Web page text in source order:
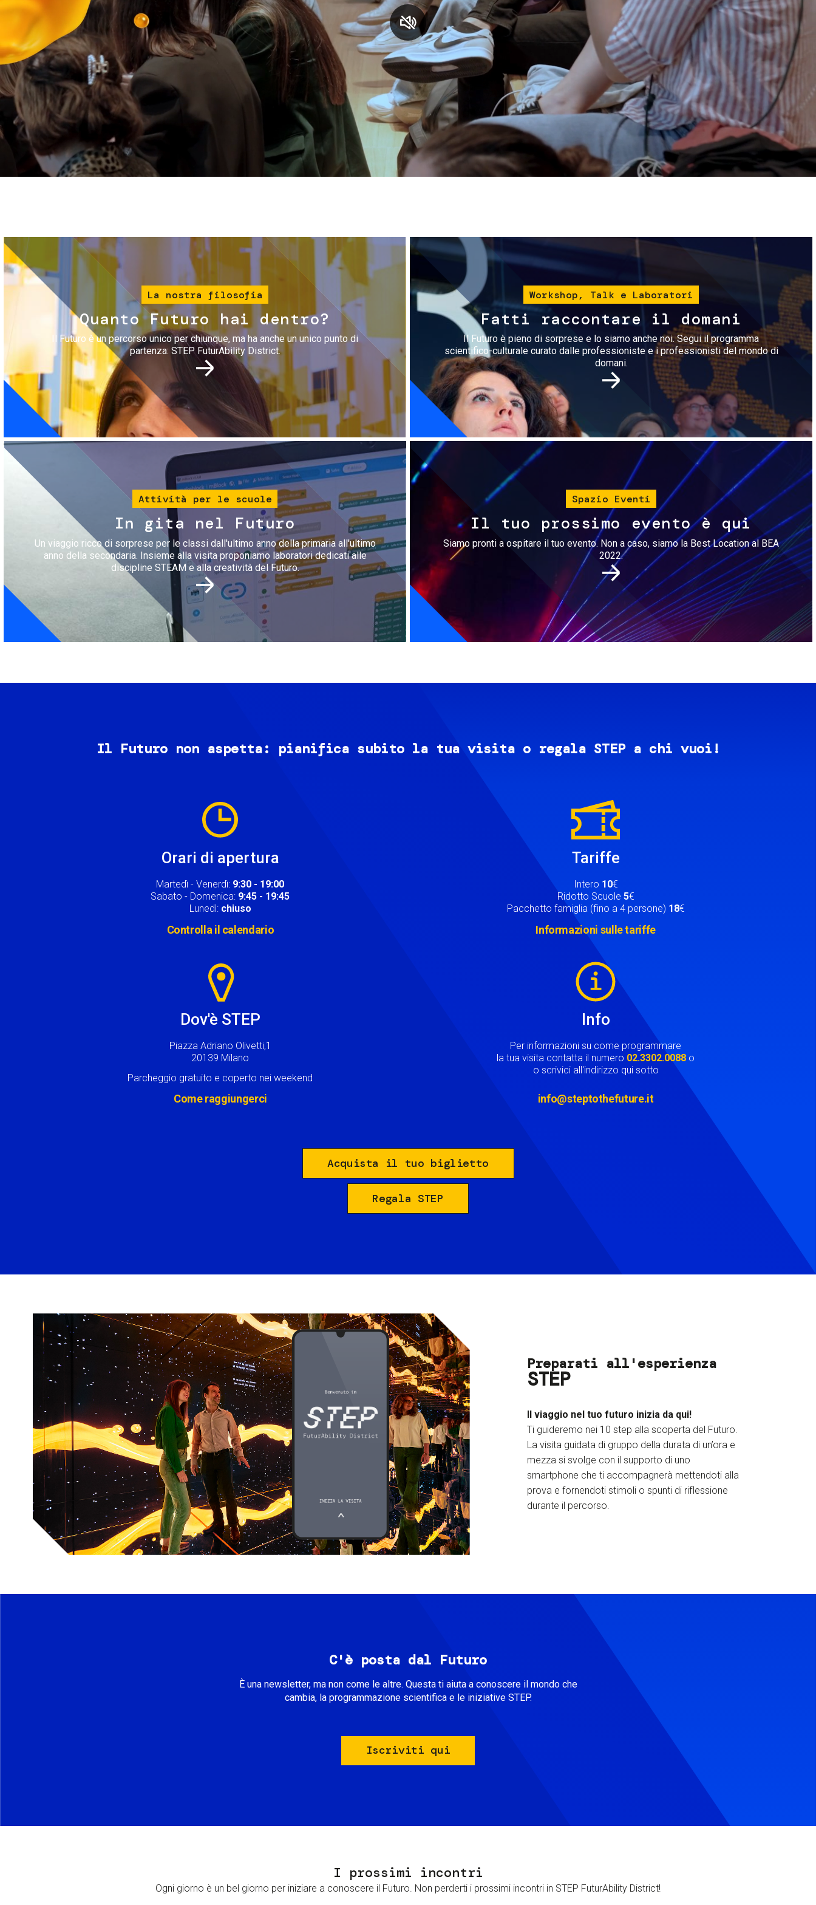
Servizi e accessibilità
Contatti
Biglietti
Immagine
La nostra filosofia
Quanto Futuro hai dentro?
Il Futuro è un percorso unico per chiunque, ma ha anche un unico punto di
partenza: STEP FuturAbility District.
Immagine
Workshop, Talk e Laboratori
Fatti raccontare il domani
Il Futuro è pieno di sorprese e lo siamo anche noi. Segui il programma
scientifico-culturale curato dalle professioniste e i professionisti del mondo di
domani.
Immagine
Attività per le scuole
In gita nel Futuro
Un viaggio ricco di sorprese per le classi dall'ultimo anno della primaria all'ultimo
anno della secondaria. Insieme alla visita proponiamo laboratori dedicati alle
discipline STEAM e alla creatività del Futuro.
Immagine
Spazio Eventi
Il tuo prossimo evento è qui
Siamo pronti a ospitare il tuo evento. Non a caso, siamo la Best Location al BEA
2022.
Il Futuro non aspetta: pianifica subito la tua visita o regala STEP a chi vuoi!
Orari di apertura
Martedì - Venerdì: 9:30 - 19:00
Sabato - Domenica: 9:45 - 19:45
Lunedì: chiuso
Controlla il calendario
Tariffe
Intero 10€
Ridotto Scuole 5€
Pacchetto famiglia (fino a 4 persone) 18€
Informazioni sulle tariffe
Dov'è STEP
Piazza Adriano Olivetti,1
20139 Milano
Parcheggio gratuito e coperto nei weekend
Come raggiungerci
Info
Per informazioni su come programmare
la tua visita contatta il numero 02.3302.0088 o
o scrivici all'indirizzo qui sotto
info@steptothefuture.it
Acquista il tuo biglietto
Regala STEP
Preparati all'esperienza
STEP
Il viaggio nel tuo futuro inizia da qui!
Ti guideremo nei 10 step alla scoperta del Futuro.
La visita guidata di gruppo della durata di un’ora e
mezza si svolge con il supporto di uno
smartphone che ti accompagnerà mettendoti alla
prova e fornendoti stimoli o spunti di riflessione
durante il percorso.
C'è posta dal Futuro
È una newsletter, ma non come le altre. Questa ti aiuta a conoscere il mondo che
cambia, la programmazione scientifica e le iniziative STEP.
Iscriviti qui
I prossimi incontri
Ogni giorno è un bel giorno per iniziare a conoscere il Futuro. Non perderti i prossimi incontri in STEP FuturAbility District!